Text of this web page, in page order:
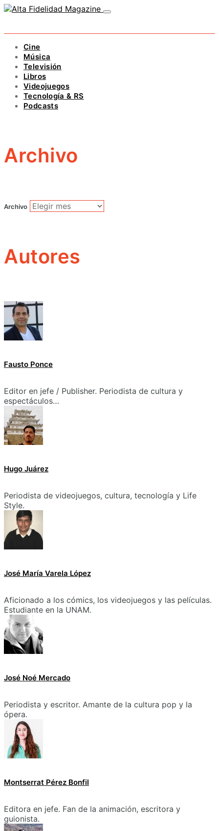
Cine
Música
Televisión
Libros
Videojuegos
Tecnología & RS
Podcasts
Archivo
Archivo
Autores
Fausto Ponce
Editor en jefe / Publisher. Periodista de cultura y
espectáculos…
Hugo Juárez
Periodista de videojuegos, cultura, tecnología y Life
Style.
José María Varela López
Aficionado a los cómics, los videojuegos y las películas.
Estudiante en la UNAM.
José Noé Mercado
Periodista y escritor. Amante de la cultura pop y la
ópera.
Montserrat Pérez Bonfil
Editora en jefe. Fan de la animación, escritora y
guionista.